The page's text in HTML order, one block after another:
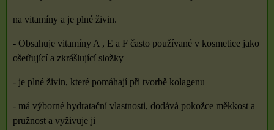
na vitamíny a je plné živin.
- Obsahuje vitamíny A , E a F často používané v kosmetice jako
ošetřující a zkrášlující složky
- je plné živin, které pomáhají při tvorbě kolagenu
- má výborné hydratační vlastnosti, dodává pokožce měkkost a
pružnost a vyživuje ji